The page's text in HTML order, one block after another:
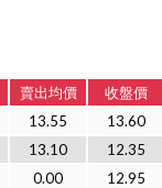
賣出均價
收盤價
13.55
13.60
13.10
12.35
0.00
12.95